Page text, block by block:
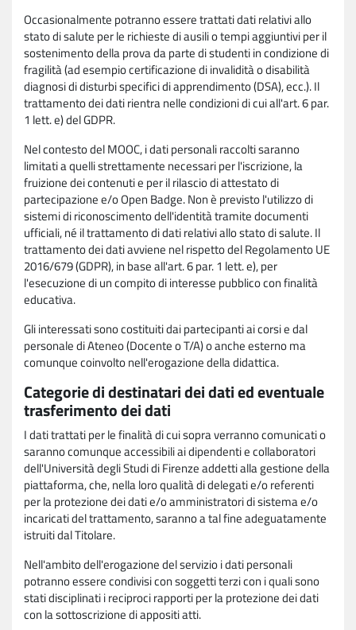
Occasionalmente potranno essere trattati dati relativi allo
stato di salute per le richieste di ausili o tempi aggiuntivi per il
sostenimento della prova da parte di studenti in condizione di
fragilità (ad esempio certificazione di invalidità o disabilità
diagnosi di disturbi specifici di apprendimento (DSA), ecc.). Il
trattamento dei dati rientra nelle condizioni di cui all'art. 6 par.
1 lett. e) del GDPR.
Nel contesto del MOOC, i dati personali raccolti saranno
limitati a quelli strettamente necessari per l'iscrizione, la
fruizione dei contenuti e per il rilascio di attestato di
partecipazione e/o Open Badge. Non è previsto l'utilizzo di
sistemi di riconoscimento dell'identità tramite documenti
ufficiali, né il trattamento di dati relativi allo stato di salute. Il
trattamento dei dati avviene nel rispetto del Regolamento UE
2016/679 (GDPR), in base all'art. 6 par. 1 lett. e), per
l'esecuzione di un compito di interesse pubblico con finalità
educativa.
Gli interessati sono costituiti dai partecipanti ai corsi e dal
personale di Ateneo (Docente o T/A) o anche esterno ma
comunque coinvolto nell'erogazione della didattica.
Categorie di destinatari dei dati ed eventuale
trasferimento dei dati
I dati trattati per le finalità di cui sopra verranno comunicati o
saranno comunque accessibili ai dipendenti e collaboratori
dell'Università degli Studi di Firenze addetti alla gestione della
piattaforma, che, nella loro qualità di delegati e/o referenti
per la protezione dei dati e/o amministratori di sistema e/o
incaricati del trattamento, saranno a tal fine adeguatamente
istruiti dal Titolare.
Nell'ambito dell'erogazione del servizio i dati personali
potranno essere condivisi con soggetti terzi con i quali sono
stati disciplinati i reciproci rapporti per la protezione dei dati
con la sottoscrizione di appositi atti.